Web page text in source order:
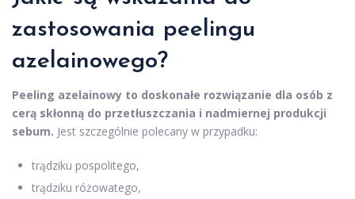
zastosowania peelingu
azelainowego?
Peeling azelainowy to doskonałe rozwiązanie dla osób z
cerą skłonną do przetłuszczania i nadmiernej produkcji
sebum. Jest szczególnie polecany w przypadku:
trądziku pospolitego,
trądziku różowatego,